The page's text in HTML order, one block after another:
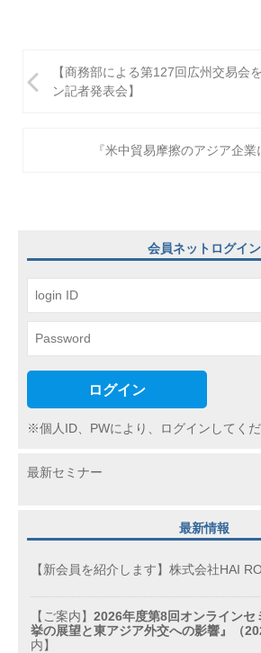
稿
ン
【商務部による第127回広州交易会
ン記者発表会】
『米中貿易摩擦のアジア企業
会員ネットログイン
ログイン
※個人ID、PWにより、ログインしてく
最新セミナー
最新情報
【新会員を紹介します】株式会社HAI
【ご案内】 2026年度第8回オンラインセ
挙の展望と東アジア外交への影響』（
内】